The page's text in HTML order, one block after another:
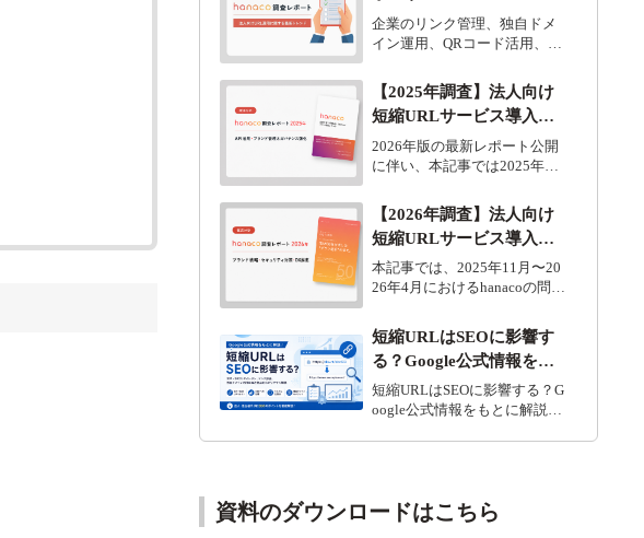
企業のリンク管理、独自ドメ
イン運用、QRコード活用、AP
人向けURL管理に関する最新
トレンドや実データを定期的
に分析・発信しています。
【2025年調査】法人向け
短縮URLサービス導入動
向調査 | hanaco導入企業50
社の実データから見えた
2026年版の最新レポート公開
に伴い、本記事では2025年時
ビス導入トレンド調査」の内
容をアーカイブとしてご紹介
します。
【2026年調査】法人向け
短縮URLサービス導入動
向 | hanaco導入企業50社の
実データから見えたプラ
本記事では、2025年11月〜20
26年4月におけるhanacoの問い
に、直近50社の実データを分
析しました。実際に企業が選
択したプランや選定理由か
ら、法人向けURL管理サービ
スの最新トレンドを読み解き
短縮URLはSEOに影響す
る？Google公式情報をも
とに解説
短縮URLはSEOに影響する？G
oogle公式情報をもとに解説本
ました。実際に企業が選択し
たプランや選定理由から、法
資料のダウンロードはこちら